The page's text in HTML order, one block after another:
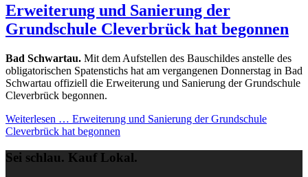
Erweiterung und Sanierung der
Grundschule Cleverbrück hat begonnen
Bad Schwartau. Mit dem Aufstellen des Bauschildes anstelle des
obligatorischen Spatenstichs hat am vergangenen Donnerstag in Bad
Schwartau offiziell die Erweiterung und Sanierung der Grundschule
Cleverbrück begonnen.
Weiterlesen … Erweiterung und Sanierung der Grundschule
Cleverbrück hat begonnen
Sei schlau. Kauf Lokal.